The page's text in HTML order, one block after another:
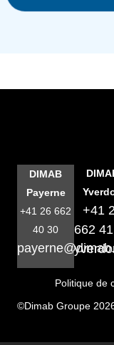
DIMAB
Payerne
+41 26 662
40 30
+41
662
Politique de
©Dimab Groupe